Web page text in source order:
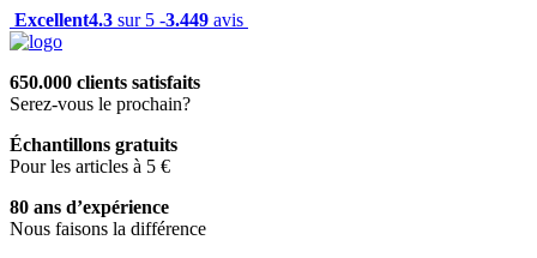
Excellent4.3 sur 5 -3.449 avis
650.000 clients satisfaits
Serez-vous le prochain?
Échantillons gratuits
Pour les articles à 5 €
80 ans d’expérience
Nous faisons la différence